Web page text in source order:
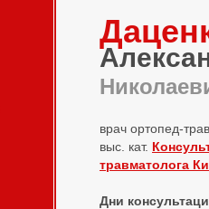
врач ортопед-
выс. кат.
травматолога
Дни